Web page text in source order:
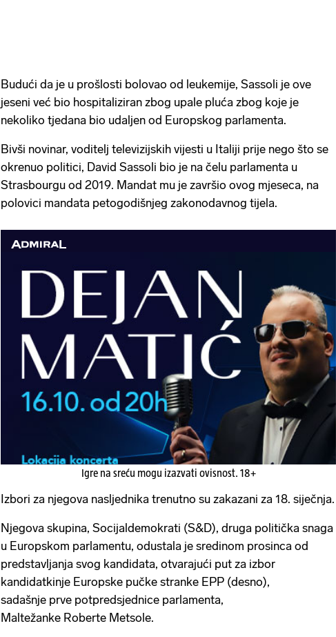
Budući da je u prošlosti bolovao od leukemije, Sassoli je ove
jeseni već bio hospitaliziran zbog upale pluća zbog koje je
nekoliko tjedana bio udaljen od Europskog parlamenta.
Bivši novinar, voditelj televizijskih vijesti u Italiji prije nego što se
okrenuo politici, David Sassoli bio je na čelu parlamenta u
Strasbourgu od 2019. Mandat mu je završio ovog mjeseca, na
polovici mandata petogodišnjeg zakonodavnog tijela.
Igre na sreću mogu izazvati ovisnost. 18+
Izbori za njegova nasljednika trenutno su zakazani za 18. siječnja.
Njegova skupina, Socijaldemokrati (S&D), druga politička snaga
u Europskom parlamentu, odustala je sredinom prosinca od
predstavljanja svog kandidata, otvarajući put za izbor
kandidatkinje Europske pučke stranke EPP (desno),
sadašnje prve potpredsjednice parlamenta,
Maltežanke Roberte Metsole.